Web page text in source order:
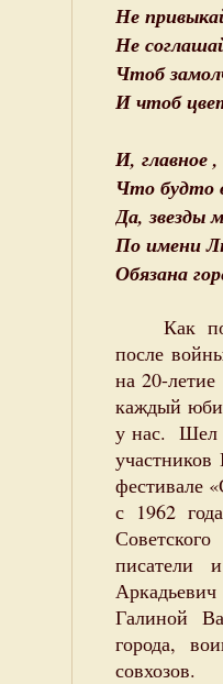
Не
Не
Чтоб
И чтоб
И, главное
Что будто
Да, звезды
По имени
Обязана
Как
после
на 20-
каждый
у нас. Шел
фестивале
с 1962
писатели
Галиной
города,
совхозов.